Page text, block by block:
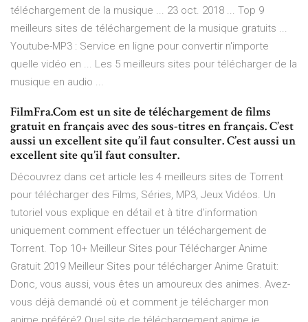
téléchargement de la musique ... 23 oct. 2018 ... Top 9
meilleurs sites de téléchargement de la musique gratuits ...
Youtube-MP3 : Service en ligne pour convertir n'importe
quelle vidéo en ... Les 5 meilleurs sites pour télécharger de la
musique en audio ...
FilmFra.Com est un site de téléchargement de films
gratuit en français avec des sous-titres en français. C’est
aussi un excellent site qu’il faut consulter. C’est aussi un
excellent site qu’il faut consulter.
Découvrez dans cet article les 4 meilleurs sites de Torrent
pour télécharger des Films, Séries, MP3, Jeux Vidéos. Un
tutoriel vous explique en détail et à titre d'information
uniquement comment effectuer un téléchargement de
Torrent. Top 10+ Meilleur Sites pour Télécharger Anime
Gratuit 2019 Meilleur Sites pour télécharger Anime Gratuit:
Donc, vous aussi, vous êtes un amoureux des animes. Avez-
vous déjà demandé où et comment je télécharger mon